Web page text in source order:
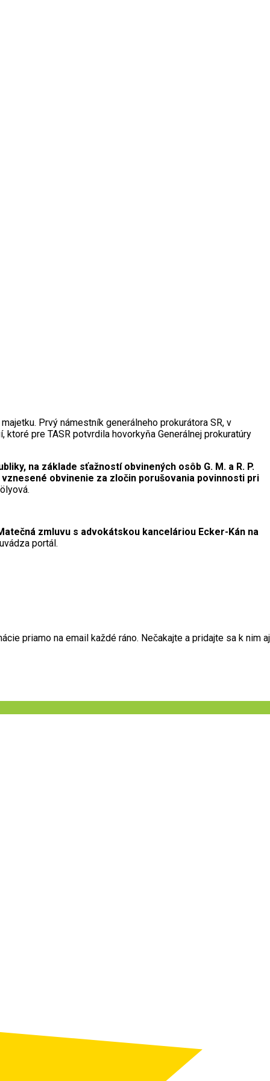
Prvý námestník generálneho prokurátora SR, v
pre TASR potvrdila hovorkyňa Generálnej prokuratúry
na základe sťažností obvinených osôb G. M. a R. P.
obvinenie za zločin porušovania povinnosti pri
zmluvu s advokátskou kanceláriou Ecker-Kán na
portál.
priamo na email každé ráno. Nečakajte a pridajte sa k nim aj